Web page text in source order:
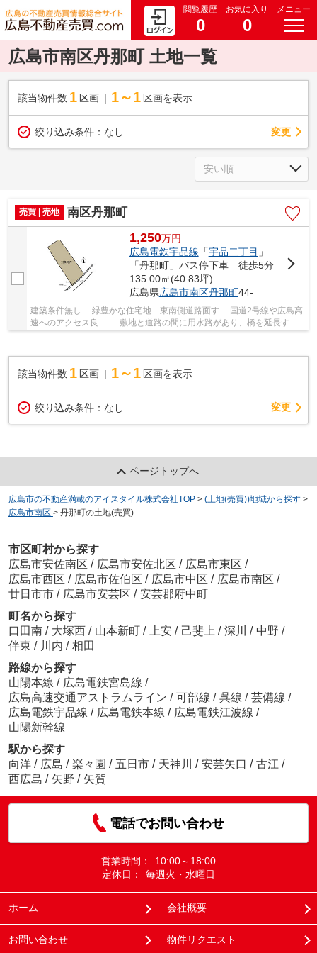
閲覧履歴
0
お気に入り
0
メニュー
広島市南区丹那町 土地一覧
該当物件数 1 区画 1～1 区画を表示
絞り込み条件： なし 変更
売買 | 売地 南区丹那町
1,250万円
広島電鉄宇品線 「宇品二丁目 」駅 徒歩27分
「丹那町」バス停下車 徒歩5分
135.00㎡(40.83坪)
広島県広島市南区丹那町44-
建築条件無し 緑豊かな住宅地 東南側道路面す 国道2号線や広島高
速へのアクセス良 敷地と道路の間に用水路があり、橋を延長する
該当物件数 1 区画 1～1 区画を表示
絞り込み条件： なし 変更
ページトップへ
広島市の不動産満載のアイスタイル株式会社TOP > (土地(売買))地域から探す >
広島市南区 > 丹那町の土地(売買)
市区町村から探す
広島市安佐南区 / 広島市安佐北区 / 広島市東区 /
広島市西区 / 広島市佐伯区 / 広島市中区 / 広島市南区 /
廿日市市 / 広島市安芸区 / 安芸郡府中町
町名から探す
口田南 / 大塚西 / 山本新町 / 上安 / 己斐上 / 深川 / 中野 /
伴東 / 川内 / 相田
路線から探す
山陽本線 / 広島電鉄宮島線 /
広島高速交通アストラムライン / 可部線 / 呉線 / 芸備線 /
広島電鉄宇品線 / 広島電鉄本線 / 広島電鉄江波線 /
山陽新幹線
駅から探す
向洋 / 広島 / 楽々園 / 五日市 / 天神川 / 安芸矢口 / 古江 /
西広島 / 矢野 / 矢賀
電話でお問い合わせ
営業時間：
10:00～18:00
定休日：
毎週火・水曜日
ホーム 会社概要
お問い合わせ 物件リクエスト